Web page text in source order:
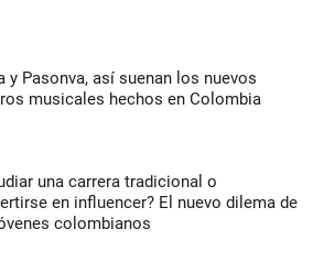
y Pasonva, así suenan los nuevos
musicales hechos en Colombia
una carrera tradicional o
en influencer? El nuevo dilema de
colombianos